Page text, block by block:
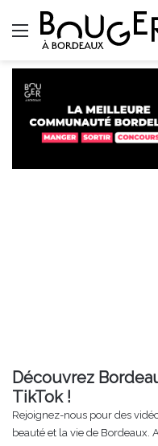
Menu
Découvrez
TikTok !
Rejoignez-nous pour des
beauté et la vie de Bordeaux.